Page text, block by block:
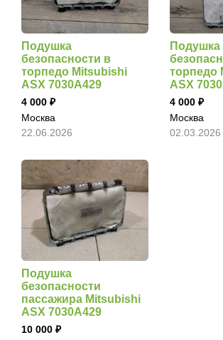
Подушка
безопасности в
торпедо Mitsubishi
ASX 7030A429
4 000
Москва
22.06.2026
Подушка
торпедо
ASX
4 000
Москва
02.03.2026
Подушка
безопасности
пассажира Mitsubishi
ASX 7030A429
10 000